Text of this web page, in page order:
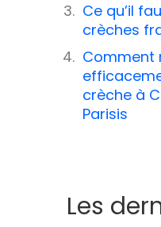
Ce qu’il
crèches
Comment
crèche à
Parisis
Les